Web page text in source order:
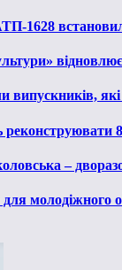
1628
відновлює
випускників,
8
–
молодіжного